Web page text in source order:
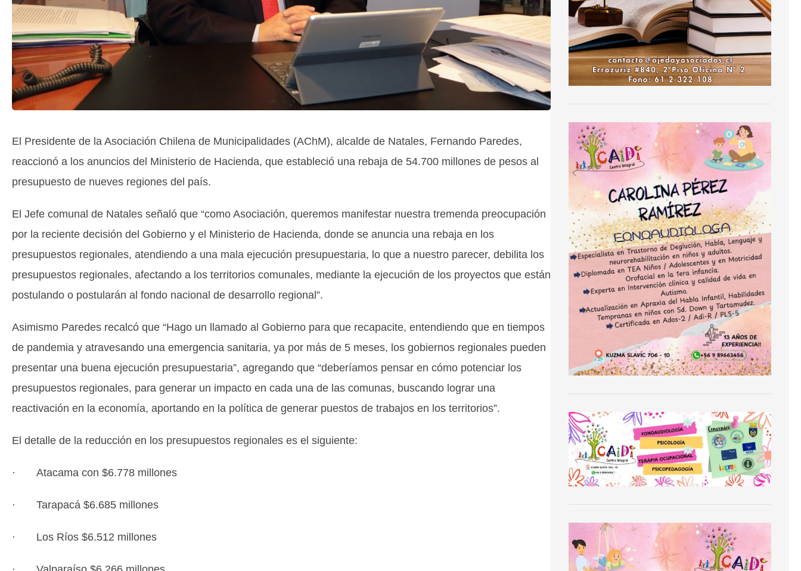
El Presidente de la Asociación Chilena de Municipalidades (AChM), alcalde de Natales, Fernando Paredes,
reaccionó a los anuncios del Ministerio de Hacienda, que estableció una rebaja de 54.700 millones de pesos al
presupuesto de nueves regiones del país.
El Jefe comunal de Natales señaló que “como Asociación, queremos manifestar nuestra tremenda preocupación
por la reciente decisión del Gobierno y el Ministerio de Hacienda, donde se anuncia una rebaja en los
presupuestos regionales, atendiendo a una mala ejecución presupuestaria, lo que a nuestro parecer, debilita los
presupuestos regionales, afectando a los territorios comunales, mediante la ejecución de los proyectos que están
postulando o postularán al fondo nacional de desarrollo regional”.
Asimismo Paredes recalcó que “Hago un llamado al Gobierno para que recapacite, entendiendo que en tiempos
de pandemia y atravesando una emergencia sanitaria, ya por más de 5 meses, los gobiernos regionales pueden
presentar una buena ejecución presupuestaria”, agregando que “deberíamos pensar en cómo potenciar los
presupuestos regionales, para generar un impacto en cada una de las comunas, buscando lograr una
reactivación en la economía, aportando en la política de generar puestos de trabajos en los territorios”.
El detalle de la reducción en los presupuestos regionales es el siguiente:
· Atacama con $6.778 millones
· Tarapacá $6.685 millones
· Los Ríos $6.512 millones